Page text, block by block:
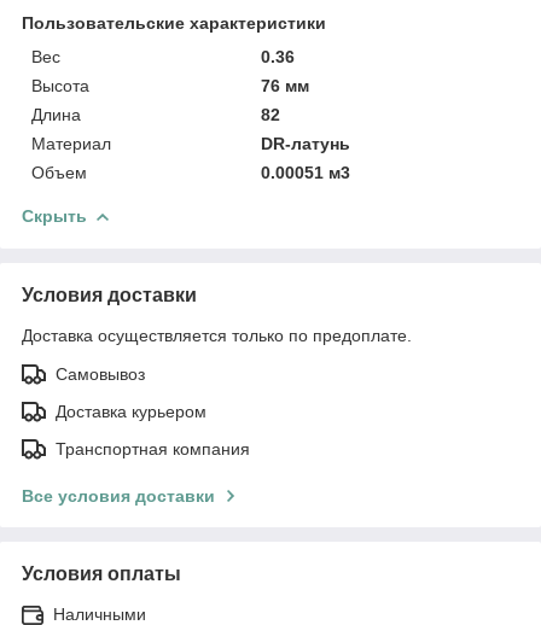
Пользовательские характеристики
Вес
0.36
Высота
76 мм
Длина
82
Материал
DR-латунь
Объем
0.00051 м3
Скрыть
Условия доставки
Доставка осуществляется только по предоплате.
Самовывоз
Доставка курьером
Транспортная компания
Все условия доставки
Условия оплаты
Наличными